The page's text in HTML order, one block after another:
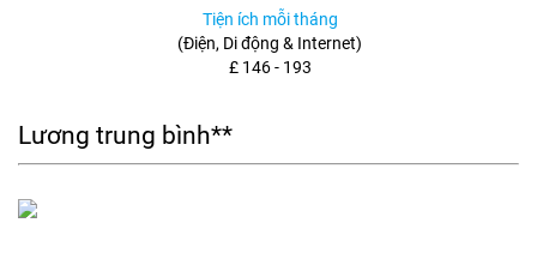
Tiện ích mỗi tháng
(Điện, Di động & Internet)
£ 146 - 193
Lương trung bình**